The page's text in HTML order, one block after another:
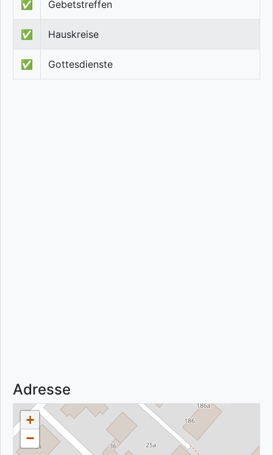
✅ Gebetstreffen
✅ Hauskreise
✅ Gottesdienste
Adresse
+
−